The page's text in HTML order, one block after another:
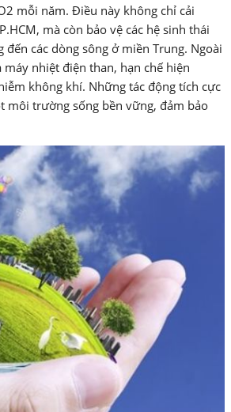
mỗi năm. Điều này không chỉ cải
mà còn bảo vệ các hệ sinh thái
các dòng sông ở miền Trung. Ngoài
nhiệt điện than, hạn chế hiện
không khí. Những tác động tích cực
môi trường sống bền vững, đảm bảo